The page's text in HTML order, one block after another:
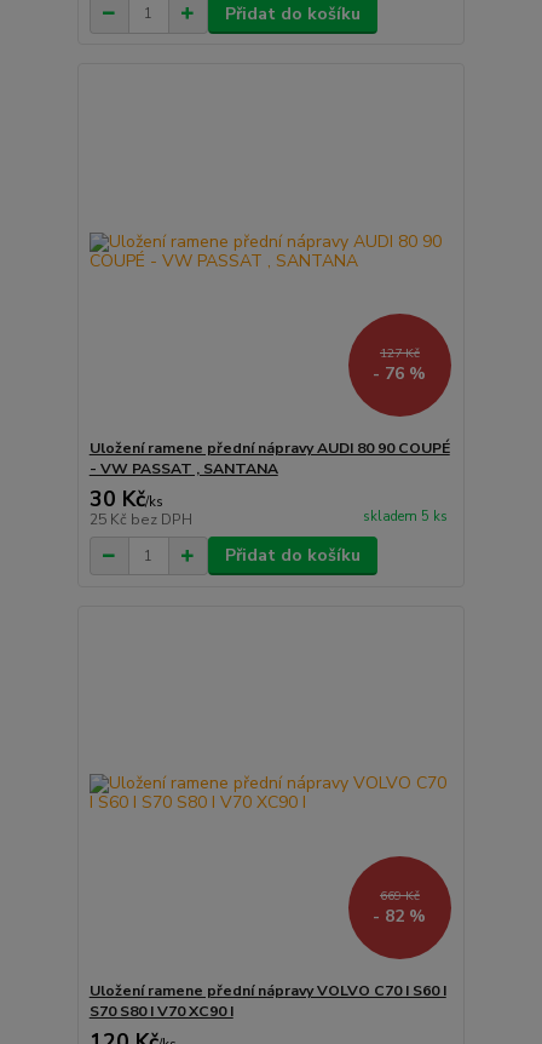
Přidat do košíku
127 Kč
- 76 %
Uložení ramene přední nápravy AUDI 80 90 COUPÉ
- VW PASSAT , SANTANA
30 Kč/ks
25 Kč bez DPH skladem 5 ks
Přidat do košíku
669 Kč
- 82 %
Uložení ramene přední nápravy VOLVO C70 I S60 I
S70 S80 I V70 XC90 I